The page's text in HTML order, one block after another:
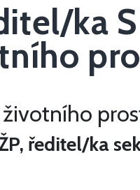
ka
ředitel/ka